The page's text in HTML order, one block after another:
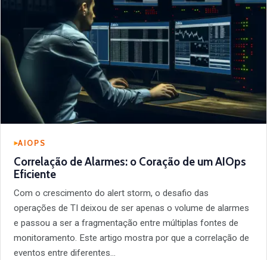
AIOPS
Correlação de Alarmes: o Coração de um AIOps
Eficiente
Com o crescimento do alert storm, o desafio das
operações de TI deixou de ser apenas o volume de alarmes
e passou a ser a fragmentação entre múltiplas fontes de
monitoramento. Este artigo mostra por que a correlação de
eventos entre diferentes…